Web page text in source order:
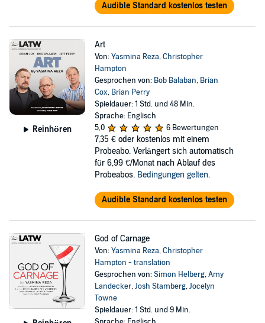
Audible Standard kostenlos testen
Reinhören
Art
Von:Yasmina Reza,Christopher
Hampton
Gesprochen von: Bob Balaban, Brian
Cox, Brian Perry
Spieldauer: 1 Std. und 48 Min.
Sprache: Englisch
5,0
6 Bewertungen
7,35 € oder kostenlos mit einem
Probeabo. Verlängert sich automatisch
für 6,99 €/Monat nach Ablauf des
Probeabos. Bedingungen gelten.
Audible Standard kostenlos testen
God of Carnage
Von:Yasmina Reza,Christopher
Hampton - translation
Gesprochen von:Simon Helberg,Amy
Landecker,Josh Stamberg,Jocelyn
Towne
Spieldauer: 1 Std. und 9 Min.